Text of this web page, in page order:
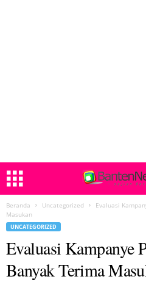
Beranda Uncategorized
Evaluasi
Masukan
UNCATEGORIZED
Evaluasi Kampanye
Banyak Terima